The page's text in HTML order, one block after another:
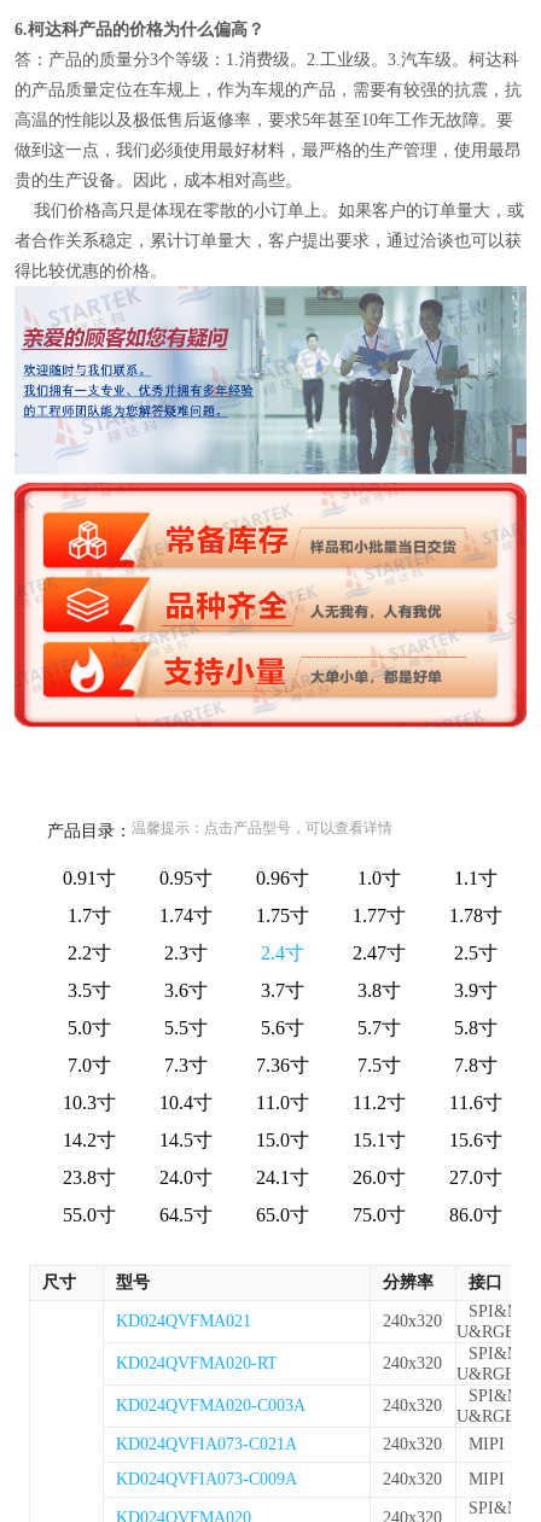
6.柯达科产品的价格为什么偏高？
答：产品的质量分3个等级：1.消费级。2.工业级。3.汽车级。柯达科
的产品质量定位在车规上，作为车规的产品，需要有较强的抗震，抗
高温的性能以及极低售后返修率，要求5年甚至10年工作无故障。要
做到这一点，我们必须使用最好材料，最严格的生产管理，使用最昂
贵的生产设备。因此，成本相对高些。
我们价格高只是体现在零散的小订单上。如果客户的订单量大，或
者合作关系稳定，累计订单量大，客户提出要求，通过洽谈也可以获
得比较优惠的价格。
产品目录： 温馨提示：点击产品型号，可以查看详情
0.91寸 0.95寸 0.96寸 1.0寸
1.1寸
1.7寸
1.74寸 1.75寸 1.77寸
1.78寸
2.2寸
2.3寸 2.4寸 2.47寸
2.5寸
3.5寸
3.6寸 3.7寸 3.8寸
3.9寸
5.0寸
5.5寸 5.6寸 5.7寸
5.8寸
7.0寸
7.3寸 7.36寸 7.5寸
7.8寸
10.3寸
10.4寸 11.0寸 11.2寸
11.6寸
14.2寸
14.5寸 15.0寸 15.1寸
15.6寸
23.8寸
24.0寸 24.1寸 26.0寸
27.0寸
55.0寸
64.5寸 65.0寸 75.0寸 86.0寸
尺寸 型号 分辨率
接口
KD024QVFMA021
240x320
SPI&MC
U&RGB
KD024QVFMA020-RT
240x320
SPI&MC
U&RGB
KD024QVFMA020-C003A
240x320
SPI&MC
U&RGB
KD024QVFIA073-C021A
240x320
MIPI
KD024QVFIA073-C009A
240x320
MIPI
KD024QVFMA020
240x320
SPI&MC